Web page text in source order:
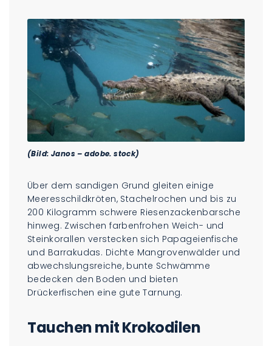
(Bild: Janos – adobe. stock)
Über dem sandigen Grund gleiten einige
Meeresschildkröten, Stachelrochen und bis zu
200 Kilogramm schwere Riesenzackenbarsche
hinweg. Zwischen farbenfrohen Weich- und
Steinkorallen verstecken sich Papageienfische
und Barrakudas. Dichte Mangrovenwälder und
abwechslungsreiche, bunte Schwämme
bedecken den Boden und bieten
Drückerfischen eine gute Tarnung.
Tauchen mit Krokodilen